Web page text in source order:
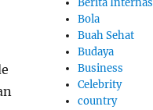
Berita
Bola
Buah Sehat
Budaya
Business
Celebrity
country